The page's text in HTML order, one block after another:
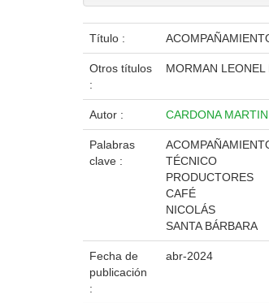
Título :
Otros títulos
:
MORMAN LEONEL
Autor : CARDONA
Palabras
clave :
TÉCNICO
PRODUCTORES
CAFÉ
NICOLÁS
SANTA BÁRBARA
Fecha de
publicación
:
abr-2024